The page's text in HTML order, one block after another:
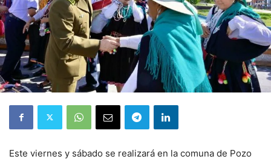
Este viernes y sábado se realizará en la comuna de Pozo